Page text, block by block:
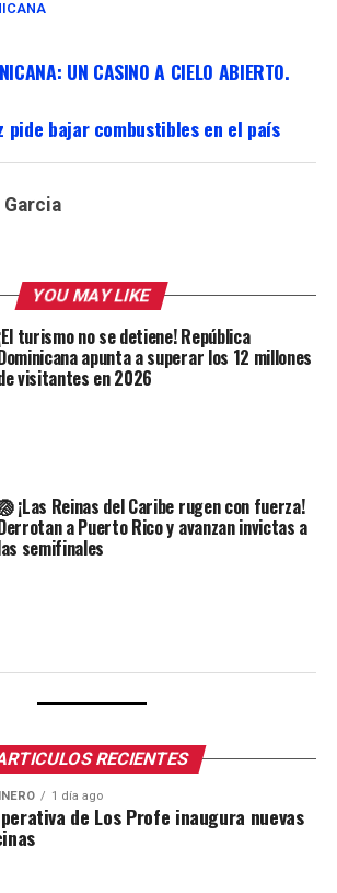
UN CASINO A CIELO ABIERTO.
pide bajar combustibles en el país
YOU MAY LIKE
turismo no se detiene! República
apunta a superar los 12 millones
visitantes en 2026
¡Las Reinas del Caribe rugen con fuerza!
a Puerto Rico y avanzan invictas a
semifinales
RECIENTES
1 día ago
de Los Profe inaugura nuevas